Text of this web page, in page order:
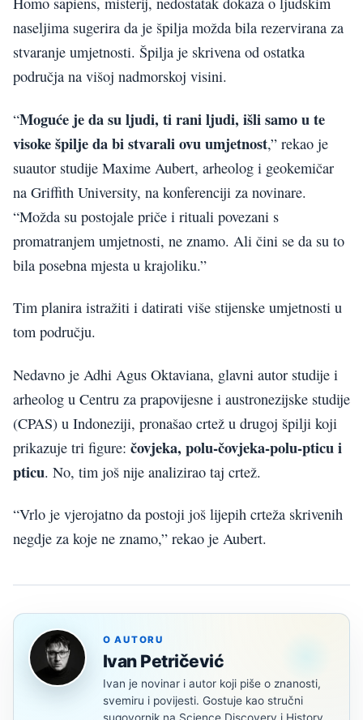
naseljima sugerira da je špilja možda bila rezervirana za
stvaranje umjetnosti. Špilja je skrivena od ostatka
područja na višoj nadmorskoj visini.
“Moguće je da su ljudi, ti rani ljudi, išli samo u te
visoke špilje da bi stvarali ovu umjetnost,” rekao je
suautor studije Maxime Aubert, arheolog i geokemičar
na Griffith University, na konferenciji za novinare.
“Možda su postojale priče i rituali povezani s
promatranjem umjetnosti, ne znamo. Ali čini se da su to
bila posebna mjesta u krajoliku.”
Tim planira istražiti i datirati više stijenske umjetnosti u
tom području.
Nedavno je Adhi Agus Oktaviana, glavni autor studije i
arheolog u Centru za prapovijesne i austronezijske studije
(CPAS) u Indoneziji, pronašao crtež u drugoj špilji koji
prikazuje tri figure: čovjeka, polu-čovjeka-polu-pticu i
pticu. No, tim još nije analizirao taj crtež.
“Vrlo je vjerojatno da postoji još lijepih crteža skrivenih
negdje za koje ne znamo,” rekao je Aubert.
O AUTORU
Ivan Petričević
Ivan je novinar i autor koji piše o znanosti,
svemiru i povijesti. Gostuje kao stručni